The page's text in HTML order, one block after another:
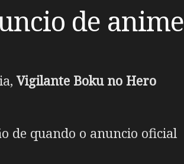
de anime
Vigilante Boku no Hero
de quando o anuncio oficial